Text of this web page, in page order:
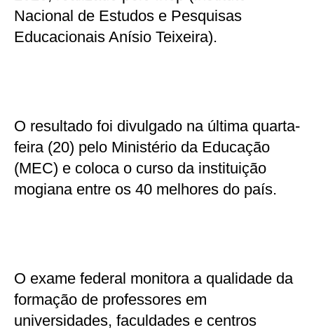
Nacional de Estudos e Pesquisas
Educacionais Anísio Teixeira).
O resultado foi divulgado na última quarta-
feira (20) pelo Ministério da Educação
(MEC) e coloca o curso da instituição
mogiana entre os 40 melhores do país.
O exame federal monitora a qualidade da
formação de professores em
universidades, faculdades e centros